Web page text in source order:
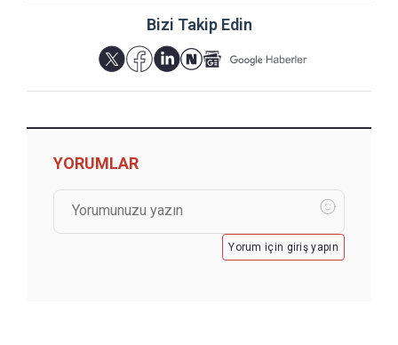
Bizi Takip Edin
YORUMLAR
Yorum için giriş yapın